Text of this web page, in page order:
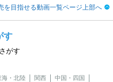
を目指せる動画一覧ページ上部へ
す
がす
海・北陸 関西
中国・四国